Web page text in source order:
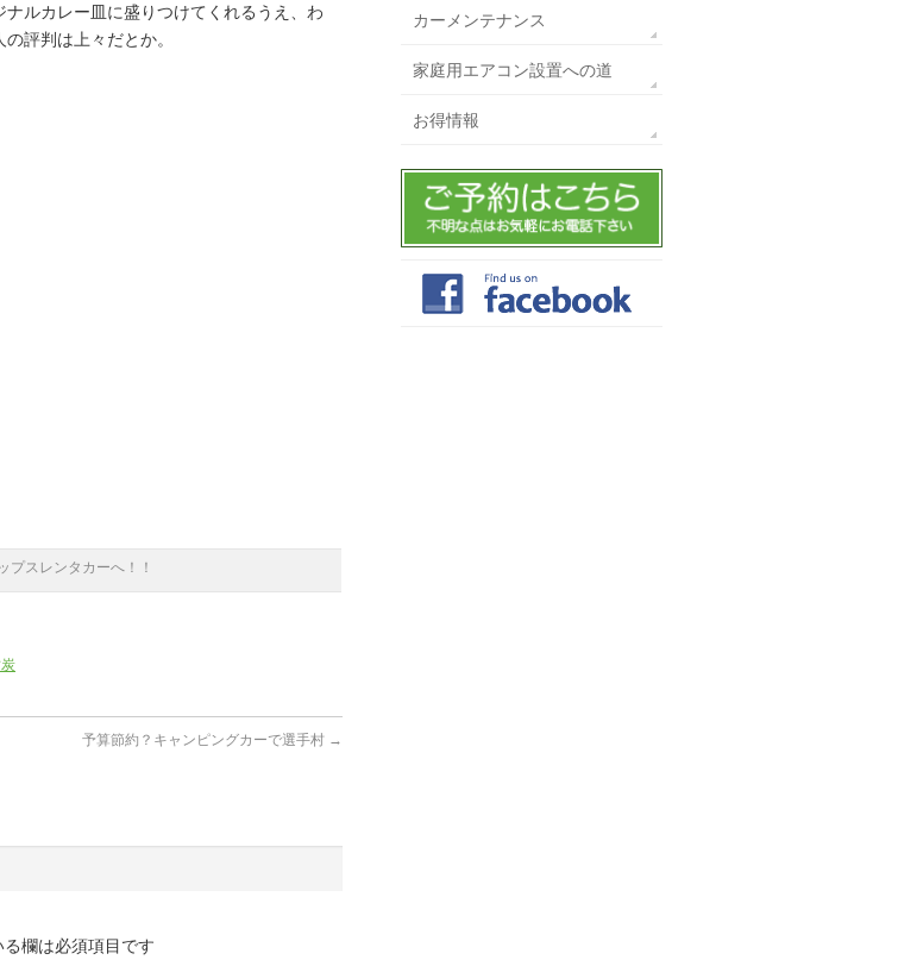
ルカレー皿に盛りつけてくれるうえ、わ
評判は上々だとか。
プスレンタカーへ！！
予算節約？キャンピングカーで選手村 →
欄は必須項目です
カーメンテナンス
家庭用エアコン設置への道
お得情報